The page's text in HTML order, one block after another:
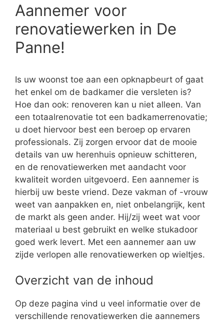
Aannemer voor
renovatiewerken in De
Panne!
Is uw woonst toe aan een opknapbeurt of gaat
het enkel om de badkamer die versleten is?
Hoe dan ook: renoveren kan u niet alleen. Van
een totaalrenovatie tot een badkamerrenovatie;
u doet hiervoor best een beroep op ervaren
professionals. Zij zorgen ervoor dat de mooie
details van uw herenhuis opnieuw schitteren,
en de renovatiewerken met aandacht voor
kwaliteit worden uitgevoerd. Een aannemer is
hierbij uw beste vriend. Deze vakman of -vrouw
weet van aanpakken en, niet onbelangrijk, kent
de markt als geen ander. Hij/zij weet wat voor
materiaal u best gebruikt en welke stukadoor
goed werk levert. Met een aannemer aan uw
zijde verlopen alle renovatiewerken op wieltjes.
Overzicht van de inhoud
Op deze pagina vind u veel informatie over de
verschillende renovatiewerken die aannemers